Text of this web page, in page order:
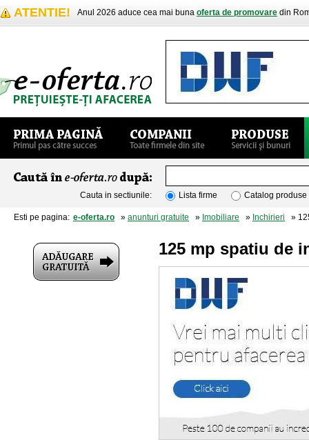
ATENTIE! Anul 2026 aduce cea mai buna oferta de promovare din
Cauta in sectiunile: Lista firme Catalog produse
Esti pe pagina: e-oferta.ro » anunturi gratuite » Imobiliare » Inchirieri »
125 mp spatiu de